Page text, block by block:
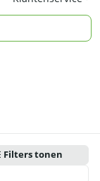
Filters tonen